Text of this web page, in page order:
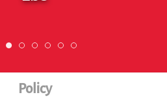
ESC » Volontariato internazionale
Scopri dove sono i nostri
DiscoverEu Inclusion
Scambio Giovanile
Policy